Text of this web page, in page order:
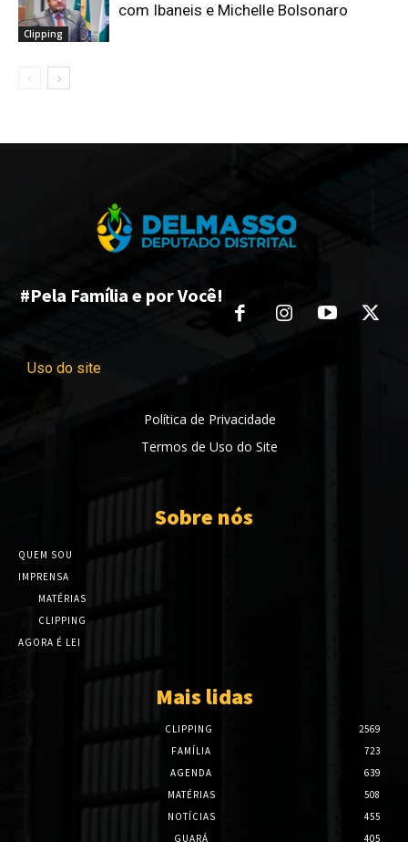
Clipping
com Ibaneis e Michelle Bolsonaro
#Pela Família e por Você!
Uso do site
Política de Privacidade
Termos de Uso do Site
Sobre nós
QUEM SOU
IMPRENSA
MATÉRIAS
CLIPPING
AGORA É LEI
Mais lidas
CLIPPING
2569
FAMÍLIA
723
AGENDA
639
MATÉRIAS
508
NOTÍCIAS
455
GUARÁ
405